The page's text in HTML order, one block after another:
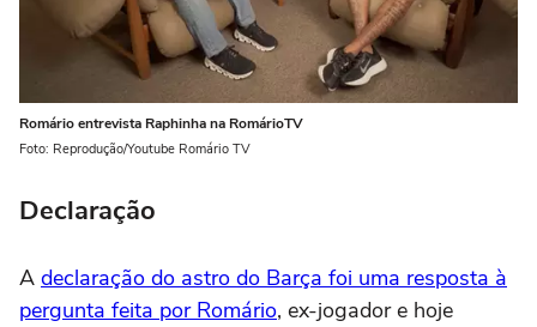
Romário entrevista Raphinha na RomárioTV
Foto: Reprodução/Youtube Romário TV
Declaração
A declaração do astro do Barça foi uma resposta à
pergunta feita por Romário, ex-jogador e hoje